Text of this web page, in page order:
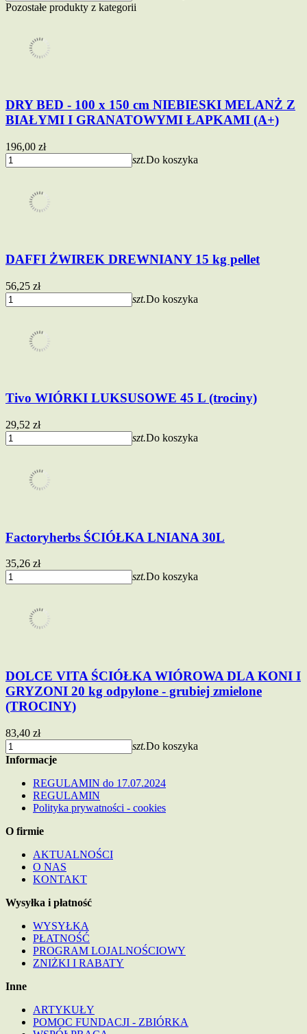
Pozostałe produkty z kategorii
DRY BED - 100 x 150 cm NIEBIESKI MELANŻ Z
BIAŁYMI I GRANATOWYMI ŁAPKAMI (A+)
196,00 zł
szt.Do koszyka
DAFFI ŻWIREK DREWNIANY 15 kg pellet
56,25 zł
szt.Do koszyka
Tivo WIÓRKI LUKSUSOWE 45 L (trociny)
29,52 zł
szt.Do koszyka
Factoryherbs ŚCIÓŁKA LNIANA 30L
35,26 zł
szt.Do koszyka
DOLCE VITA ŚCIÓŁKA WIÓROWA DLA KONI I
GRYZONI 20 kg odpylone - grubiej zmielone
(TROCINY)
83,40 zł
szt.Do koszyka
Informacje
REGULAMIN do 17.07.2024
REGULAMIN
Polityka prywatności - cookies
O firmie
AKTUALNOŚCI
O NAS
KONTAKT
Wysyłka i płatność
WYSYŁKA
PŁATNOŚĆ
PROGRAM LOJALNOŚCIOWY
ZNIŻKI I RABATY
Inne
ARTYKUŁY
POMOC FUNDACJI - ZBIÓRKA